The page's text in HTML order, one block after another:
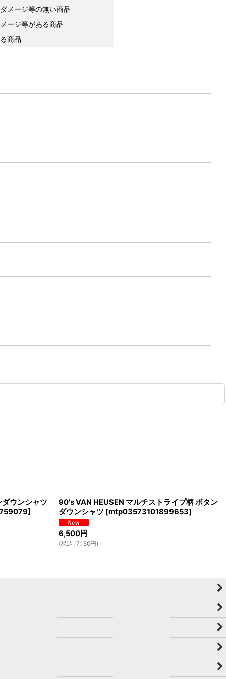
メージ等の無い商品
ージ等がある商品
商品
ウンシャツ
]
90's VAN HEUSEN マルチストライプ柄 ボタン
ダウンシャツ [mtp03573101899653]
6,500円
(税込 : 7,150円)